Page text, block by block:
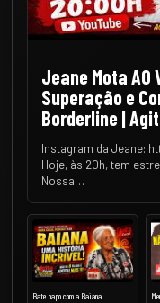
Jeane Mota AO
Superação e
Borderline |
Instagram da Jeane:
Hoje, às 20h, tem
Nossa…
Bate papo com a Baiana…